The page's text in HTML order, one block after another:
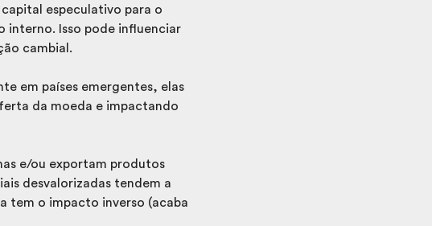
especulativo para o
interno. Isso pode influenciar
cambial.
em países emergentes, elas
da moeda e impactando
e/ou exportam produtos
desvalorizadas tendem a
tem o impacto inverso (acaba